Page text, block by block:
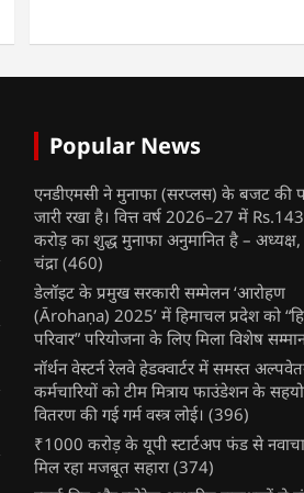
Popular News
एनडीएमसी ने मुनाफा (सरप्लस) के बजट की
जारी रखा है। वित्त वर्ष 2026–27 में
करोड़ का शुद्ध मुनाफा अनुमानित है –
चंद्रा (460)
डेलॉइट के प्रमुख सरकारी सम्मेलन ‘आरोहण
(Ārohaṇa) 2025’ में हिमाचल प्रदेश को
परिवार” परियोजना के लिए मिला विशेष
नॉर्थन वेस्टर्न रेलवे हेडक्वार्टर में समस्त
कर्मचारियों को टीम मित्राय फाउंडेशन के
वितरण की गई गर्म वस्त्र लोई। (396)
₹1000 करोड़ के यूपी स्टार्टअप फंड से
मिल रहा मजबूत सहारा (374)